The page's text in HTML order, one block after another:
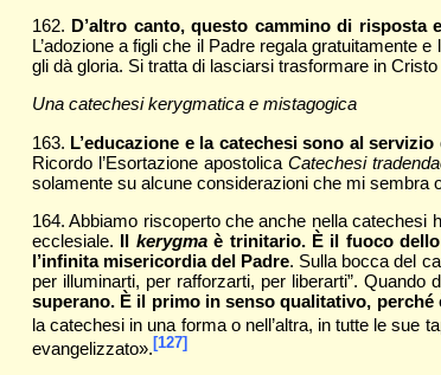
162. D’altro canto, questo cammino di risposta
L’adozione a figli che il Padre regala gratuitamente
gli dà gloria. Si tratta di lasciarsi trasformare in
Una catechesi kerygmatica e mistagogica
163. L’educazione e la catechesi sono al
Ricordo l’Esortazione apostolica Catechesi
solamente su alcune considerazioni che mi sembra
164. Abbiamo riscoperto che anche nella catechesi
ecclesiale. Il kerygmaè trinitario. È il fuoco dello
l’infinita misericordia del Padre. Sulla bocca del
per illuminarti, per rafforzarti, per liberarti”.
superano. È il primo in senso qualitativo, perché
la catechesi in una forma o nell’altra, in tutte le sue
evangelizzato». [127]